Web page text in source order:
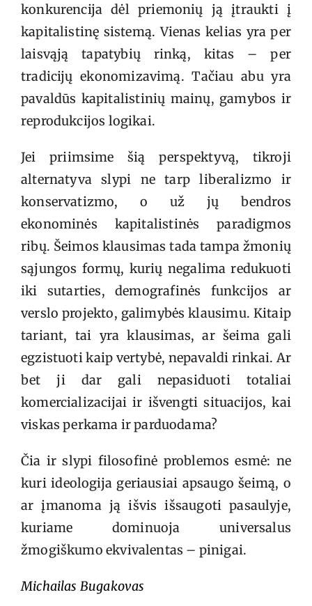
konkurencija dėl priemonių ją įtraukti į
kapitalistinę sistemą. Vienas kelias yra per
laisvąją tapatybių rinką, kitas – per
tradicijų ekonomizavimą. Tačiau abu yra
pavaldūs kapitalistinių mainų, gamybos ir
reprodukcijos logikai.
Jei priimsime šią perspektyvą, tikroji
alternatyva slypi ne tarp liberalizmo ir
konservatizmo, o už jų bendros
ekonominės kapitalistinės paradigmos
ribų. Šeimos klausimas tada tampa žmonių
sąjungos formų, kurių negalima redukuoti
iki sutarties, demografinės funkcijos ar
verslo projekto, galimybės klausimu. Kitaip
tariant, tai yra klausimas, ar šeima gali
egzistuoti kaip vertybė, nepavaldi rinkai. Ar
bet ji dar gali nepasiduoti totaliai
komercializacijai ir išvengti situacijos, kai
viskas perkama ir parduodama?
Čia ir slypi filosofinė problemos esmė: ne
kuri ideologija geriausiai apsaugo šeimą, o
ar įmanoma ją išvis išsaugoti pasaulyje,
kuriame dominuoja universalus
žmogiškumo ekvivalentas – pinigai.
Michailas Bugakovas